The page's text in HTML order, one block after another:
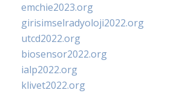
emchie2023.org
girisimselradyoloji2022.org
utcd2022.org
biosensor2022.org
ialp2022.org
klivet2022.org